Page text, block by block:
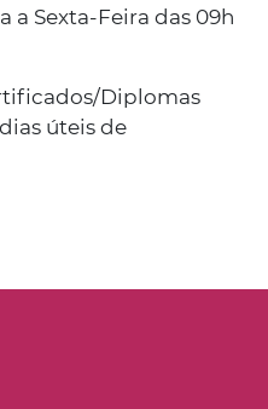
Sexta-Feira das 09h
Diplomas
úteis de